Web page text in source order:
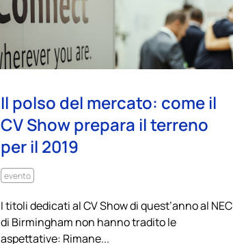
Il polso del mercato: come il
CV Show prepara il terreno
per il 2019
evento
I titoli dedicati al CV Show di quest’anno al NEC
di Birmingham non hanno tradito le
aspettative: Rimane...